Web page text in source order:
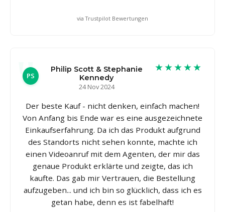
via Trustpilot Bewertungen
PS
Philip Scott & Stephanie
Kennedy
24 Nov 2024
★★★★★
Der beste Kauf - nicht denken, einfach machen!
Von Anfang bis Ende war es eine ausgezeichnete
Einkaufserfahrung. Da ich das Produkt aufgrund
des Standorts nicht sehen konnte, machte ich
einen Videoanruf mit dem Agenten, der mir das
genaue Produkt erklärte und zeigte, das ich
kaufte. Das gab mir Vertrauen, die Bestellung
aufzugeben... und ich bin so glücklich, dass ich es
getan habe, denn es ist fabelhaft!